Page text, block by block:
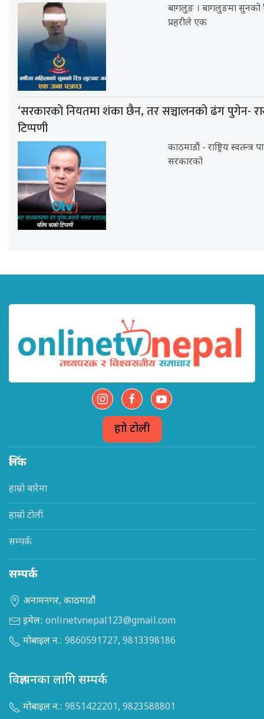
बागलुङ । बागलुङमा सुनको
प्रहरीले एक
‘सरकारको नियतमा शंका छैन, तर सञ्चालनको ढंग पुगेन-
टिप्पणी
काठमाडौं - राष्ट्रिय स्वतन्त्र
सरकारको
हाम्रो टोली
लिंक
हाम्रो बारेमा
हाम्रो टोली
सम्पर्क
सम्पर्क
अनामनगर, काठमाडौं
इमेल: onlinetvnepal123@gmail.com
मोबाइल न.: 9860591727, 9813398186
विज्ञापनका लागि सम्पर्क
मोबाइल न.: 9851422201, 9823588801